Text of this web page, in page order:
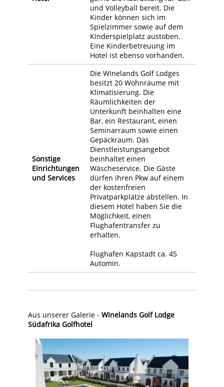
und Volleyball bereit. Die
Kinder können sich im
Spielzimmer sowie auf dem
Kinderspielplatz austoben.
Eine Kinderbetreuung im
Hotel ist ebenso vorhanden.
Sonstige
Einrichtungen
und Services
Die Winelands Golf Lodges
besitzt 20 Wohnräume mit
Klimatisierung. Die
Räumlichkeiten der
Unterkunft beinhalten eine
Bar, ein Restaurant, einen
Seminarraum sowie einen
Gepäckraum. Das
Dienstleistungsangebot
beinhaltet einen
Wäscheservice. Die Gäste
dürfen ihren Pkw auf einem
der kostenfreien
Privatparkplätze abstellen. In
diesem Hotel haben Sie die
Möglichkeit, einen
Flughafentransfer zu
erhalten.
Flughafen Kapstadt ca. 45
Automin.
Aus unserer Galerie - Winelands Golf Lodge
Südafrika Golfhotel